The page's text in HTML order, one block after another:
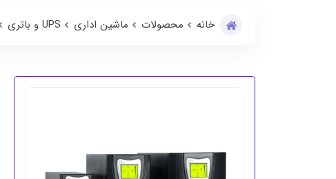
خانه محصولات ماشین اداری UPS و باتری